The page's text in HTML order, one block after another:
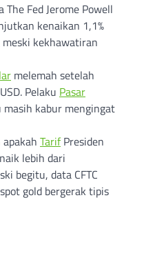
Fed Jerome Powell
kenaikan 1,1%
kekhawatiran
melemah setelah
Pelaku Pasar
kabur mengingat
TarifPresiden
lebih dari
begitu, data CFTC
gold bergerak tipis